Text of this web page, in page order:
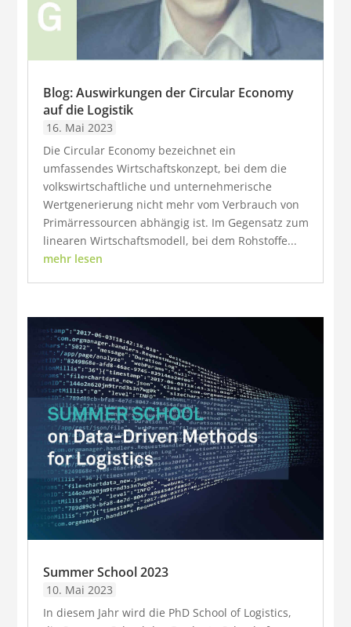
Blog: Auswirkungen der Circular Economy
auf die Logistik
16. Mai 2023
Die Circular Economy bezeichnet ein
umfassendes Wirtschaftskonzept, bei dem die
volkswirtschaftliche und unternehmerische
Wertgenerierung nicht mehr vom Verbrauch von
Primärressourcen abhängig ist. Im Gegensatz zum
linearen Wirtschaftsmodell, bei dem Rohstoffe...
mehr lesen
Summer School 2023
10. Mai 2023
In diesem Jahr wird die PhD School of Logistics,